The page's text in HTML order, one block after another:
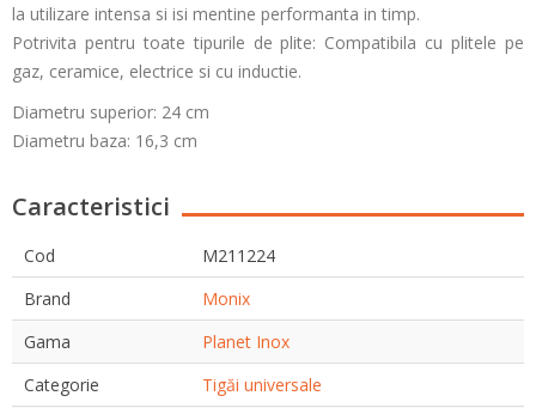
la utilizare intensa si isi mentine performanta in timp.
Potrivita pentru toate tipurile de plite: Compatibila cu plitele pe
gaz, ceramice, electrice si cu inductie.
Diametru superior: 24 cm
Diametru baza: 16,3 cm
Caracteristici
Cod
M211224
Brand
Monix
Gama
Planet Inox
Categorie
Tigăi universale